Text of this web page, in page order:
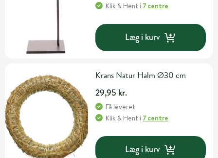
Klik & Hent i 7 centre
Læg i kurv
Krans Natur Halm Ø30 cm
29,95 kr.
Få leveret
Klik & Hent i 7 centre
Læg i kurv